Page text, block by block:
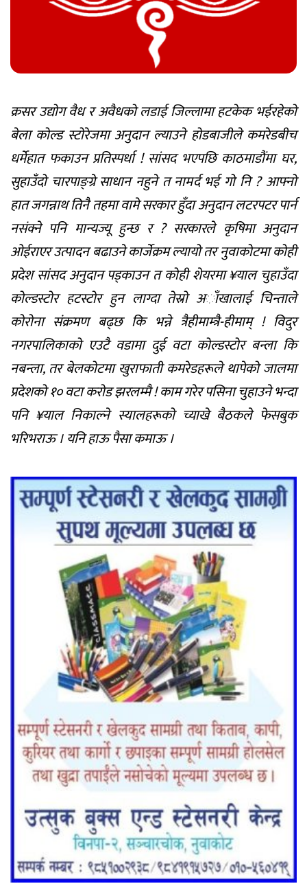
क्रसर उद्योग वैध र अवैधको लडाई जिल्लामा हटकेक भईरहेको
बेला कोल्ड स्टोरेजमा अनुदान ल्याउने होडबाजीले कमरेडबीच
धर्मेहात फकाउन प्रतिस्पर्धा ! सांसद भएपछि काठमाडौंमा घर,
सुहाउँदो चारपाङ्ग्रे साधान नहुने त नामर्द भई गो नि ? आफ्नो
हात जगन्नाथ तिनै तहमा वामे सरकार हुँदा अनुदान लटरपटर पार्न
नसंक्ने पनि मान्यज्यू हुन्छ र ? सरकारले कृषिमा अनुदान
ओईराएर उत्पादन बढाउने कार्जेक्रम ल्यायो तर नुवाकोटमा कोही
प्रदेश सांसद अनुदान पड्काउन त कोही शेयरमा ¥याल चुहाउँदा
कोल्डस्टोर हटस्टोर हुन लाग्दा तेस्रो अाँखालाई चिन्ताले
कोरोना संक्रमण बढ्छ कि भन्ने त्रैहीमाम्त्रै-हीमाम् ! विदुर
नगरपालिकाको एउटै वडामा दुई वटा कोल्डस्टोर बन्ला कि
नबन्ला, तर बेलकोटमा खुराफाती कमरेडहरूले थापेको जालमा
प्रदेशको १० वटा करोड झरलम्मै ! काम गरेर पसिना चुहाउने भन्दा
पनि ¥याल निकाल्ने स्यालहरूको च्याखे बैठकले फेसबुक
भरिभराऊ । यनि हाऊ पैसा कमाऊ ।